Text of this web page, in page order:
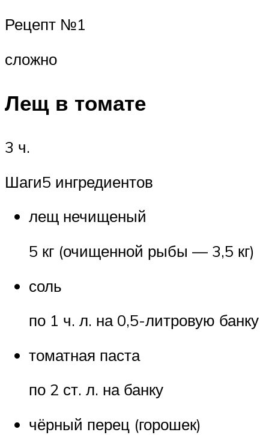
Рецепт №1
сложно
Лещ в томате
3 ч.
Шаги5 ингредиентов
лещ нечищеный
5 кг (очищенной рыбы — 3,5 кг)
соль
по 1 ч. л. на 0,5-литровую банку
томатная паста
по 2 ст. л. на банку
чёрный перец (горошек)